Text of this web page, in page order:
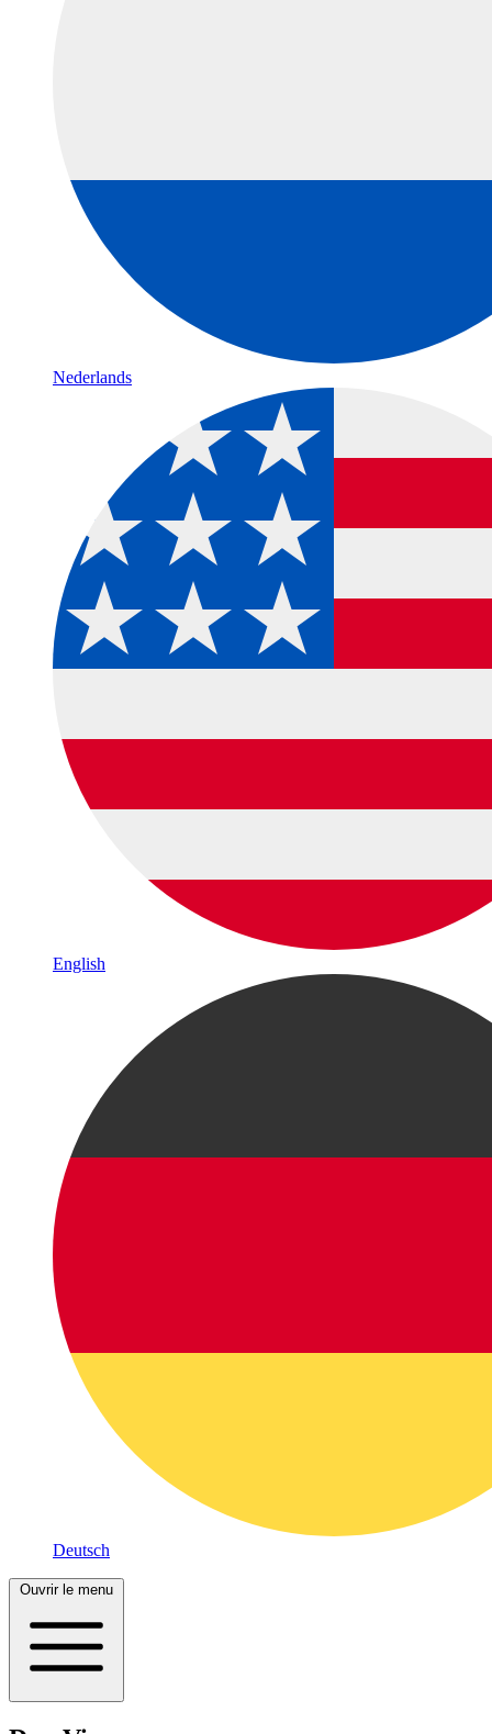
Nederlands
English
Deutsch
Ouvrir le menu